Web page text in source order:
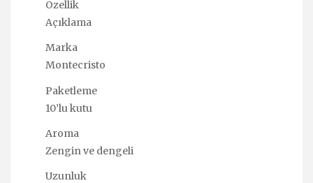
Özellik
Açıklama
Marka
Montecristo
Paketleme
10’lu kutu
Aroma
Zengin ve dengeli
Uzunluk